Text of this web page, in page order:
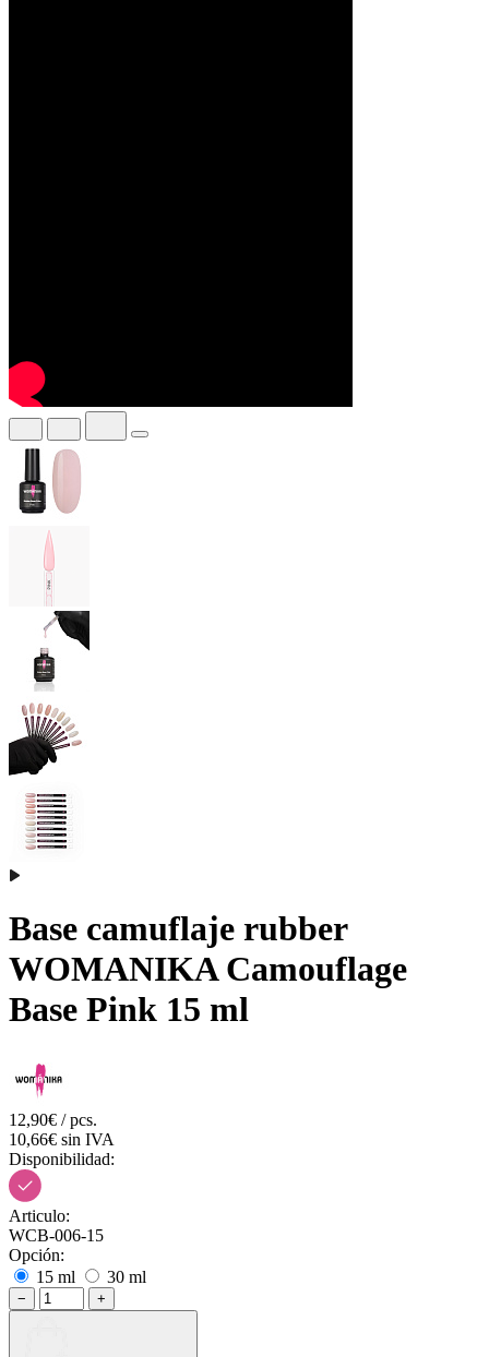
Base camuflaje rubber
WOMANIKA Camouflage
Base Pink 15 ml
12,90€ / pcs.
10,66€ sin IVA
Disponibilidad:
Articulo:
WCB-006-15
Opción:
15 ml
30 ml
− +